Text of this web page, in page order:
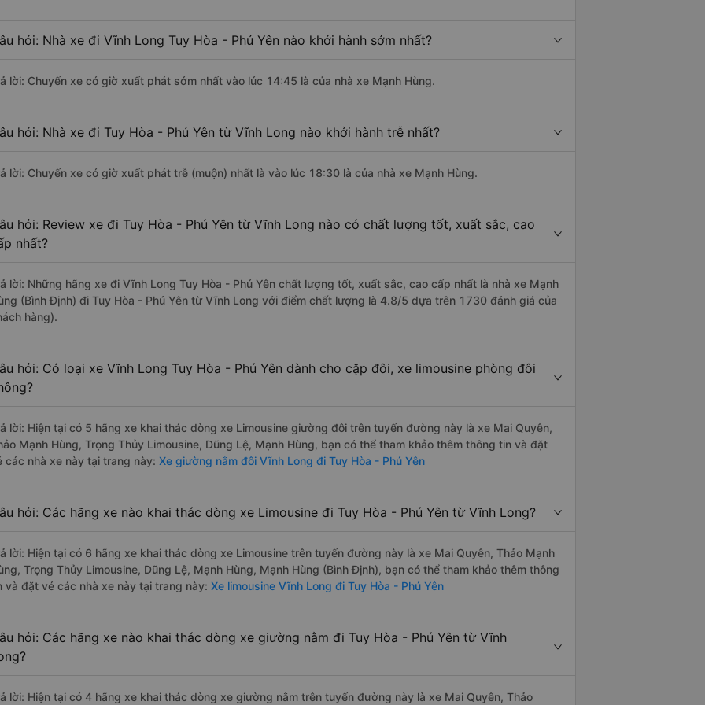
hỏi: Nhà xe đi Vĩnh Long Tuy Hòa - Phú Yên nào khởi hành sớm nhất?
lời: Chuyến xe có giờ xuất phát sớm nhất vào lúc 14:45 là của nhà xe Mạnh Hùng.
hỏi: Nhà xe đi Tuy Hòa - Phú Yên từ Vĩnh Long nào khởi hành trễ nhất?
lời: Chuyến xe có giờ xuất phát trễ (muộn) nhất là vào lúc 18:30 là của nhà xe Mạnh Hùng.
hỏi: Review xe đi Tuy Hòa - Phú Yên từ Vĩnh Long nào có chất lượng tốt, xuất sắc, cao
nhất?
lời: Những hãng xe đi Vĩnh Long Tuy Hòa - Phú Yên chất lượng tốt, xuất sắc, cao cấp nhất là nhà xe Mạnh
(Bình Định) đi Tuy Hòa - Phú Yên từ Vĩnh Long với điểm chất lượng là 4.8/5 dựa trên 1730 đánh giá của
hàng).
hỏi: Có loại xe Vĩnh Long Tuy Hòa - Phú Yên dành cho cặp đôi, xe limousine phòng đôi
lời: Hiện tại có 5 hãng xe khai thác dòng xe Limousine giường đôi trên tuyến đường này là xe Mai Quyên,
Mạnh Hùng, Trọng Thủy Limousine, Dũng Lệ, Mạnh Hùng, bạn có thể tham khảo thêm thông tin và đặt
các nhà xe này tại trang này: Xe giường nằm đôi Vĩnh Long đi Tuy Hòa - Phú Yên
hỏi: Các hãng xe nào khai thác dòng xe Limousine đi Tuy Hòa - Phú Yên từ Vĩnh Long?
lời: Hiện tại có 6 hãng xe khai thác dòng xe Limousine trên tuyến đường này là xe Mai Quyên, Thảo Mạnh
Trọng Thủy Limousine, Dũng Lệ, Mạnh Hùng, Mạnh Hùng (Bình Định), bạn có thể tham khảo thêm thông
và đặt vé các nhà xe này tại trang này: Xe limousine Vĩnh Long đi Tuy Hòa - Phú Yên
hỏi: Các hãng xe nào khai thác dòng xe giường nằm đi Tuy Hòa - Phú Yên từ Vĩnh
lời: Hiện tại có 4 hãng xe khai thác dòng xe giường nằm trên tuyến đường này là xe Mai Quyên, Thảo